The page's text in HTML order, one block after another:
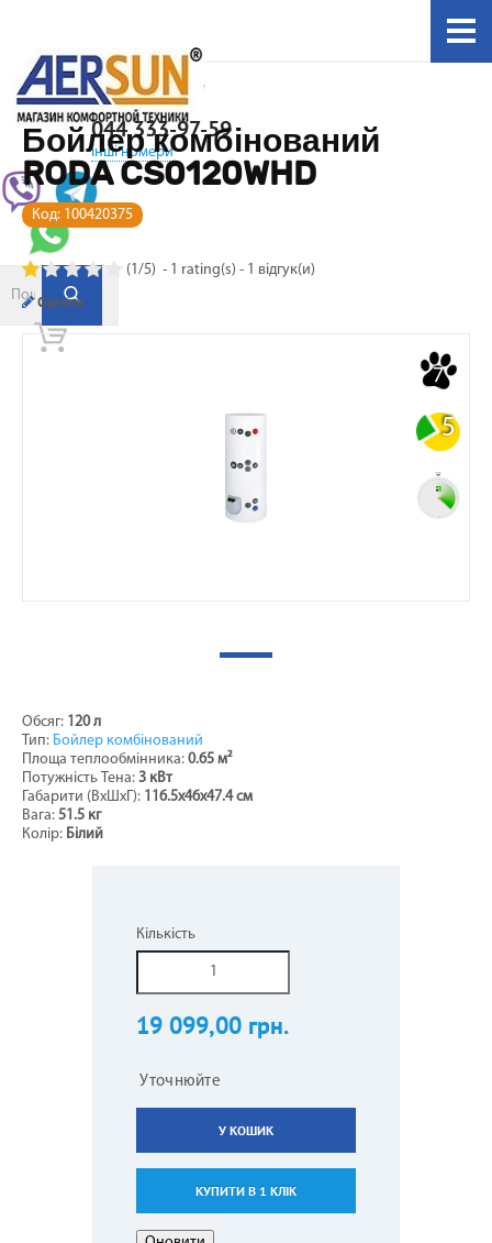
044 333-97-59
інші номери
Бойлер комбінований
RODA CS0120WHD
Код: 100420375
(1/5) - 1 rating(s) - 1 відгук(и)
Оцініть
7
5
Обсяг: 120 л
Тип: Бойлер комбінований
Площа теплообмінника: 0.65 м²
Потужність Тена: 3 кВт
Габарити (ВхШхГ): 116.5х46х47.4 см
Вага: 51.5 кг
Колір: Білий
Кількість
19 099,00 грн.
Уточнюйте
У КОШИК
КУПИТИ В 1 КЛІК